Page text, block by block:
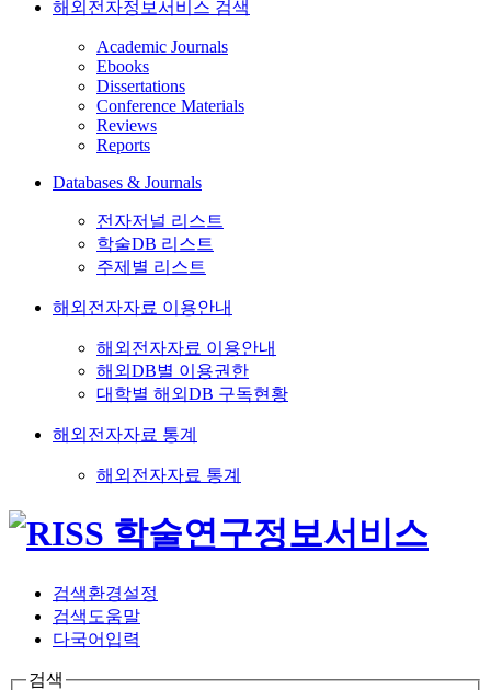
해외전자정보서비스 검색
Academic Journals
Ebooks
Dissertations
Conference Materials
Reviews
Reports
Databases & Journals
전자저널 리스트
학술DB 리스트
주제별 리스트
해외전자자료 이용안내
해외전자자료 이용안내
해외DB별 이용권한
대학별 해외DB 구독현황
해외전자자료 통계
해외전자자료 통계
검색환경설정
검색도움말
다국어입력
검색